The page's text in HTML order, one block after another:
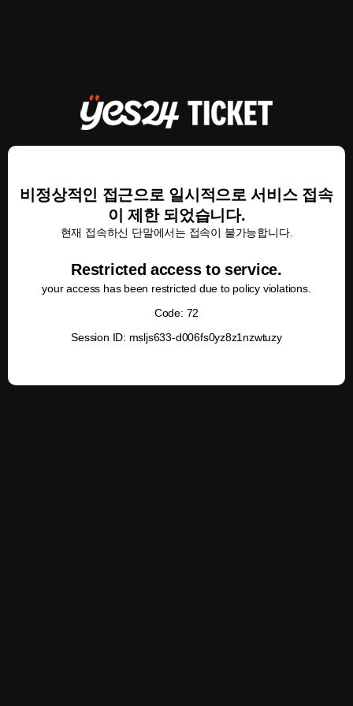
비정상적인 접근으로 일시적으로 서비스 접속
이 제한 되었습니다.
현재 접속하신 단말에서는 접속이 불가능합니다.
Restricted access to service.
your access has been restricted due to policy violations.
Code: 72
Session ID: msljs633-d006fs0yz8z1nzwtuzy